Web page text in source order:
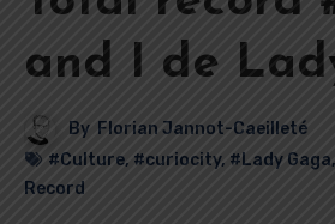
and I de
By Florian Jannot-Caeilleté
#Culture, #curiocity, #Lady Gaga,
Record